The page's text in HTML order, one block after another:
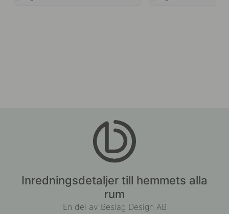
Inredningsdetaljer till hemmets alla
rum
En del av Beslag Design AB